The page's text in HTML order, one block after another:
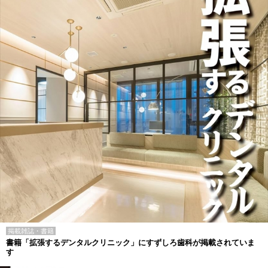
掲載雑誌・書籍
書籍「拡張するデンタルクリニック」にすずしろ歯科が掲載されていま
す